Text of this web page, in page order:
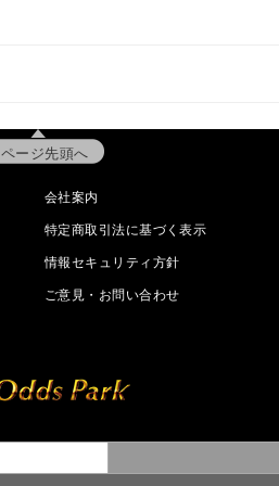
ページ先頭へ
会社案内
特定商取引法に基づく表示
情報セキュリティ方針
ご意見・お問い合わせ